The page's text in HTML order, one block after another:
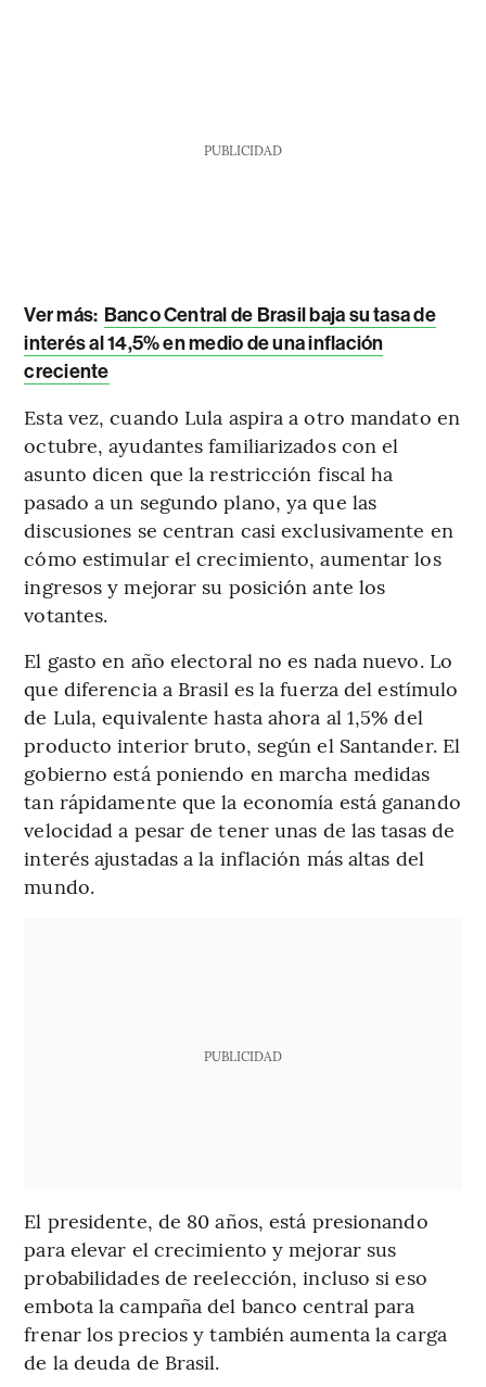
PUBLICIDAD
Ver más: Banco Central de Brasil baja su tasa de
interés al 14,5% en medio de una inflación
creciente
Esta vez, cuando Lula aspira a otro mandato en
octubre, ayudantes familiarizados con el
asunto dicen que la restricción fiscal ha
pasado a un segundo plano, ya que las
discusiones se centran casi exclusivamente en
cómo estimular el crecimiento, aumentar los
ingresos y mejorar su posición ante los
votantes.
El gasto en año electoral no es nada nuevo. Lo
que diferencia a Brasil es la fuerza del estímulo
de Lula, equivalente hasta ahora al 1,5% del
producto interior bruto, según el Santander. El
gobierno está poniendo en marcha medidas
tan rápidamente que la economía está ganando
velocidad a pesar de tener unas de las tasas de
interés ajustadas a la inflación más altas del
mundo.
PUBLICIDAD
El presidente, de 80 años, está presionando
para elevar el crecimiento y mejorar sus
probabilidades de reelección, incluso si eso
embota la campaña del banco central para
frenar los precios y también aumenta la carga
de la deuda de Brasil.